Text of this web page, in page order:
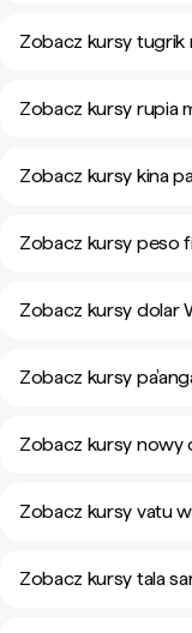
Zobacz kursy tugrik
Zobacz kursy rupia
Zobacz kursy kina
Zobacz kursy peso
Zobacz kursy dolar
Zobacz kursy
Zobacz kursy nowy
Zobacz kursy vatu
Zobacz kursy tala